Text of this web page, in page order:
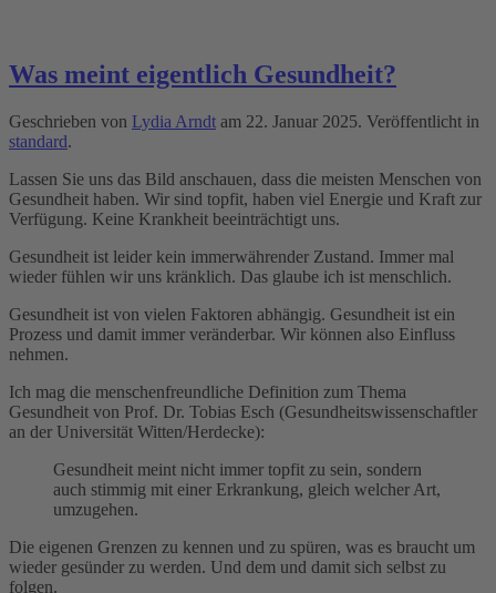
Was meint eigentlich Gesundheit?
Geschrieben von Lydia Arndt am 22. Januar 2025. Veröffentlicht in
standard.
Lassen Sie uns das Bild anschauen, dass die meisten Menschen von
Gesundheit haben. Wir sind topfit, haben viel Energie und Kraft zur
Verfügung. Keine Krankheit beeinträchtigt uns.
Gesundheit ist leider kein immerwährender Zustand. Immer mal
wieder fühlen wir uns kränklich. Das glaube ich ist menschlich.
Gesundheit ist von vielen Faktoren abhängig. Gesundheit ist ein
Prozess und damit immer veränderbar. Wir können also Einfluss
nehmen.
Ich mag die menschenfreundliche Definition zum Thema
Gesundheit von Prof. Dr. Tobias Esch (Gesundheitswissenschaftler
an der Universität Witten/Herdecke):
Gesundheit meint nicht immer topfit zu sein, sondern
auch stimmig mit einer Erkrankung, gleich welcher Art,
umzugehen.
Die eigenen Grenzen zu kennen und zu spüren, was es braucht um
wieder gesünder zu werden. Und dem und damit sich selbst zu
folgen.